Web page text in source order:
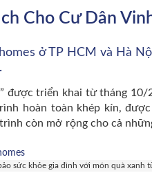
Cho Cư Dân
ở TP HCM và Hà
được triển khai từ tháng 10/
hoàn toàn khép kín,
còn mở rộng cho cả
sức khỏe gia đình với món quà xanh